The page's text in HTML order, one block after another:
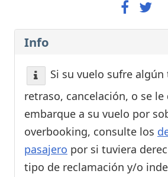
Info
Si su vuelo sufre
retraso, cancelación, o se le
embarque a su vuelo por
overbooking, consulte los
pasajero por si tuviera
tipo de reclamación y/o